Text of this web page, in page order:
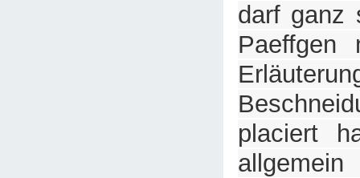
darf ganz
Paeffgen
placiert